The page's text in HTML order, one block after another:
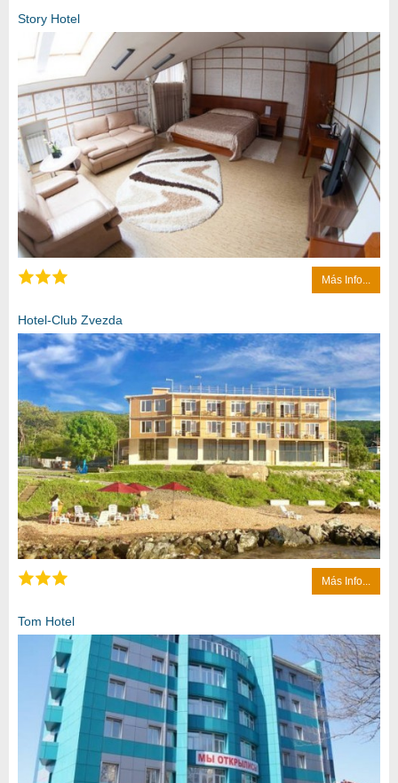
Story Hotel
Más Info...
Hotel-Club Zvezda
Más Info...
Tom Hotel